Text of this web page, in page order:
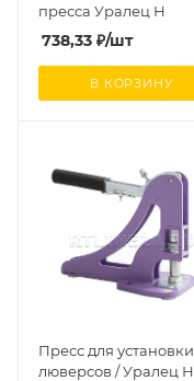
пресса Уралец Н
738,33 ₽/шт
В КОРЗИНУ
Пресс для установки
люверсов / Уралец Н